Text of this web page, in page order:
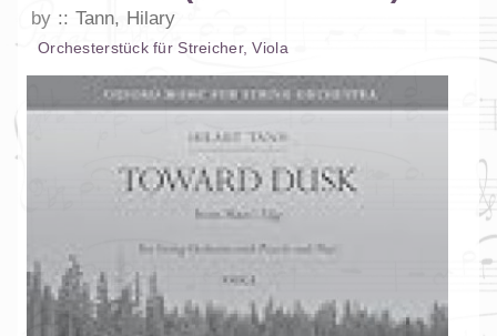
by Tann, Hilary
Orchesterstückfür Streicher,Viola